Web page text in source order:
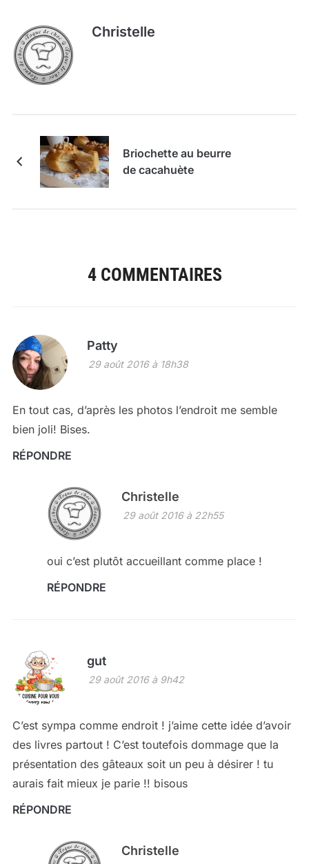
Christelle
Briochette au beurre
de cacahuète
4 COMMENTAIRES
Patty
29 août 2016 à 18h38
En tout cas, d’après les photos l’endroit me semble
bien joli! Bises.
RÉPONDRE
Christelle
29 août 2016 à 22h55
oui c’est plutôt accueillant comme place !
RÉPONDRE
gut
29 août 2016 à 9h42
C’est sympa comme endroit ! j’aime cette idée d’avoir
des livres partout ! C’est toutefois dommage que la
présentation des gâteaux soit un peu à désirer ! tu
aurais fait mieux je parie !! bisous
RÉPONDRE
Christelle